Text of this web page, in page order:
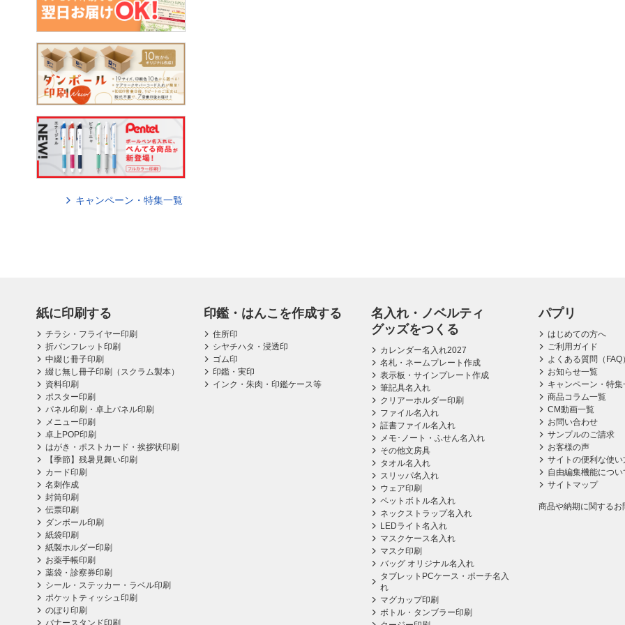
キャンペーン・特集一覧
紙に印刷する
チラシ・フライヤー印刷
折パンフレット印刷
中綴じ冊子印刷
綴じ無し冊子印刷（スクラム製本）
資料印刷
ポスター印刷
パネル印刷・卓上パネル印刷
メニュー印刷
卓上POP印刷
はがき・ポストカード・挨拶状印刷
【季節】残暑見舞い印刷
カード印刷
名刺作成
封筒印刷
伝票印刷
ダンボール印刷
紙袋印刷
紙製ホルダー印刷
お薬手帳印刷
薬袋・診察券印刷
シール・ステッカー・ラベル印刷
ポケットティッシュ印刷
のぼり印刷
印鑑・はんこを作成する
住所印
シヤチハタ・浸透印
ゴム印
印鑑・実印
インク・朱肉・印鑑ケース等
名入れ・ノベルティ
グッズをつくる
カレンダー名入れ2027
名札・ネームプレート作成
表示板・サインプレート作成
筆記具名入れ
クリアーホルダー印刷
ファイル名入れ
証書ファイル名入れ
メモ･ノート・ふせん名入れ
その他文房具
タオル名入れ
スリッパ名入れ
ウェア印刷
ペットボトル名入れ
ネックストラップ名入れ
LEDライト名入れ
マスクケース名入れ
マスク印刷
バッグ オリジナル名入れ
タブレットPCケース・ポーチ名入
れ
マグカップ印刷
ボトル・タンブラー印刷
パプリ
はじめての方へ
ご利用ガイド
よくある質問（FAQ
お知らせ一覧
キャンペーン・特集
商品コラム一覧
CM動画一覧
お問い合わせ
サンプルのご請求
お客様の声
サイトの便利な使い
自由編集機能につい
サイトマップ
商品や納期に関するお